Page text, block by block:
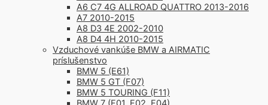
A6 C7 4G ALLROAD QUATTRO 2013-2016
A7 2010-2015
A8 D3 4E 2002-2010
A8 D4 4H 2010-2015
Vzduchové vankúše BMW a AIRMATIC
príslušenstvo
BMW 5 (E61)
BMW 5 GT (F07)
BMW 5 TOURING (F11)